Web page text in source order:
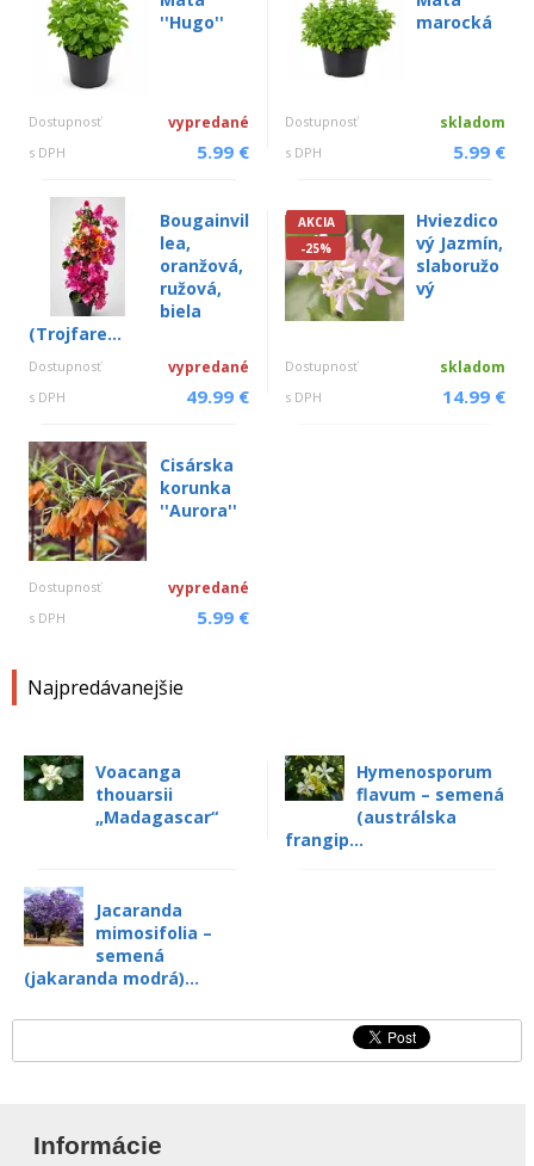
''Hugo''
Dostupnosť vypredané
s DPH 5.99 €
marocká
Dostupnosť skladom
s DPH 5.99 €
Bougainvil
lea,
oranžová,
ružová,
biela
(Trojfare...
Dostupnosť vypredané
s DPH 49.99 €
AKCIA
-25%
Hviezdico
vý Jazmín,
slaboružo
vý
Dostupnosť skladom
s DPH 14.99 €
Cisárska
korunka
''Aurora''
Dostupnosť vypredané
s DPH 5.99 €
Najpredávanejšie
Voacanga
thouarsii
„Madagascar“
Hymenosporum
flavum – semená
(austrálska
frangip...
Jacaranda
mimosifolia –
semená
(jakaranda modrá)...
Informácie